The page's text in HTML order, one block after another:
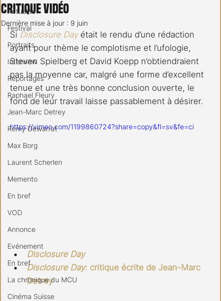
Actualité
Festival
Portraits
Interview
Reportages
Raphael Fleury
Jean-Marc Detrey
Remy Dewarrat
Max Borg
Laurent Scherlen
Memento
En bref
VOD
Annonce
Evénement
En bref
La chronique du MCU
Cinéma Suisse
critique vidéo
Dernière mise à jour : 9 juin
Si Disclosure Day était le rendu d’une rédaction
ayant pour thème le complotisme et l’ufologie,
Steven Spielberg et David Koepp n’obtiendraient
pas la moyenne car, malgré une forme d’excellent
tenue et une très bonne conclusion ouverte, le
fond de leur travail laisse passablement à désirer.
https://vimeo.com/1199860724?share=copy&fl=sv&fe=ci
Disclosure Day
Disclosure Day: critique écrite de Jean-Marc
Detrey